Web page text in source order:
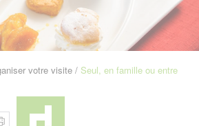
votre visite
Seul, en famille ou entre